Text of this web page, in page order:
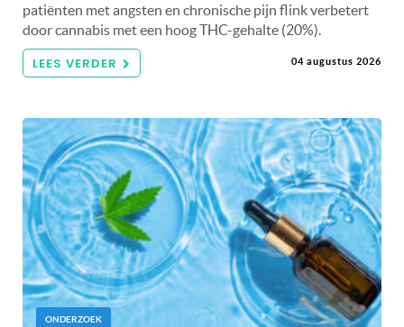
patiënten met angsten en chronische pijn flink verbetert
door cannabis met een hoog THC-gehalte (20%).
LEES VERDER 04 augustus 2026
ONDERZOEK